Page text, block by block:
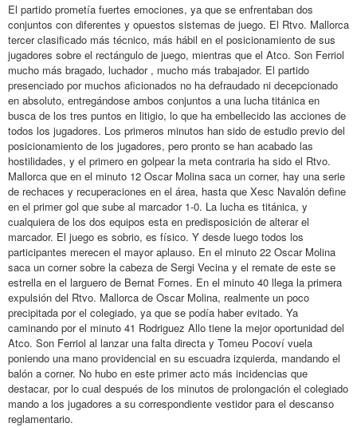
El partido prometía fuertes emociones, ya que se enfrentaban dos
conjuntos con diferentes y opuestos sistemas de juego. El Rtvo. Mallorca
tercer clasificado más técnico, más hábil en el posicionamiento de sus
jugadores sobre el rectángulo de juego, mientras que el Atco. Son Ferriol
mucho más bragado, luchador , mucho más trabajador. El partido
presenciado por muchos aficionados no ha defraudado ni decepcionado
en absoluto, entregándose ambos conjuntos a una lucha titánica en
busca de los tres puntos en litigio, lo que ha embellecido las acciones de
todos los jugadores. Los primeros minutos han sido de estudio previo del
posicionamiento de los jugadores, pero pronto se han acabado las
hostilidades, y el primero en golpear la meta contraria ha sido el Rtvo.
Mallorca que en el minuto 12 Oscar Molina saca un corner, hay una serie
de rechaces y recuperaciones en el área, hasta que Xesc Navalón define
en el primer gol que sube al marcador 1-0. La lucha es titánica, y
cualquiera de los dos equipos esta en predisposición de alterar el
marcador. El juego es sobrio, es físico. Y desde luego todos los
participantes merecen el mayor aplauso. En el minuto 22 Oscar Molina
saca un corner sobre la cabeza de Sergi Vecina y el remate de este se
estrella en el larguero de Bernat Fornes. En el minuto 40 llega la primera
expulsión del Rtvo. Mallorca de Oscar Molina, realmente un poco
precipitada por el colegiado, ya que se podía haber evitado. Ya
caminando por el minuto 41 Rodriguez Allo tiene la mejor oportunidad del
Atco. Son Ferriol al lanzar una falta directa y Tomeu Pocoví vuela
poniendo una mano providencial en su escuadra izquierda, mandando el
balón a corner. No hubo en este primer acto más incidencias que
destacar, por lo cual después de los minutos de prolongación el colegiado
mando a los jugadores a su correspondiente vestidor para el descanso
reglamentario.